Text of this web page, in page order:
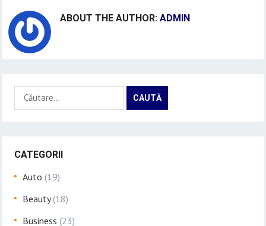
ABOUT THE AUTHOR:ADMIN
Caută
după:
CATEGORII
Auto (19)
Beauty(18)
Business (23)